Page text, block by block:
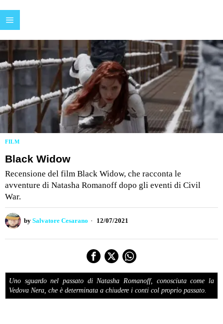
FILM
Black Widow
Recensione del film Black Widow, che racconta le
avventure di Natasha Romanoff dopo gli eventi di Civil
War.
by Salvatore Cesarano 12/07/2021
Uno sguardo nel passato di Natasha Romanoff, conosciuta come la
Vedova Nera, che è determinata a chiudere i conti col proprio passato.